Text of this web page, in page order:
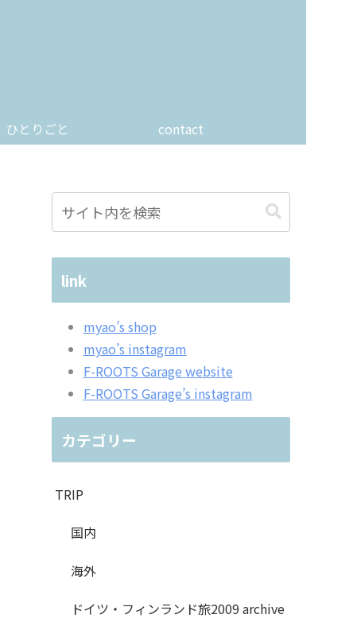
ひとりごと contact
link
myao’s shop
myao’s instagram
F-ROOTS Garage website
F-ROOTS Garage’s instagram
カテゴリー
TRIP
国内
海外
ドイツ・フィンランド旅2009 archive